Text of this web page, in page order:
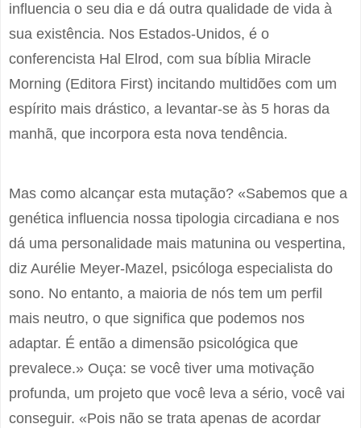
influencia o seu dia e dá outra qualidade de vida à
sua existência. Nos Estados-Unidos, é o
conferencista Hal Elrod, com sua bíblia Miracle
Morning (Editora First) incitando multidões com um
espírito mais drástico, a levantar-se às 5 horas da
manhã, que incorpora esta nova tendência.
Mas como alcançar esta mutação? «Sabemos que a
genética influencia nossa tipologia circadiana e nos
dá uma personalidade mais matunina ou vespertina,
diz Aurélie Meyer-Mazel, psicóloga especialista do
sono. No entanto, a maioria de nós tem um perfil
mais neutro, o que significa que podemos nos
adaptar. É então a dimensão psicológica que
prevalece.» Ouça: se você tiver uma motivação
profunda, um projeto que você leva a sério, você vai
conseguir. «Pois não se trata apenas de acordar